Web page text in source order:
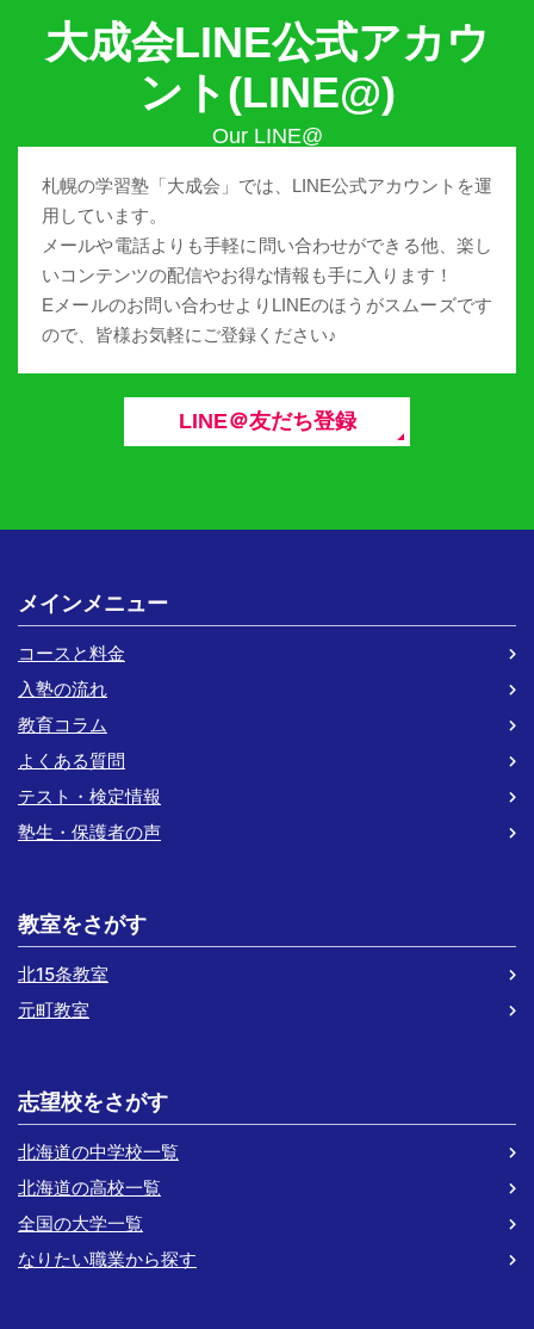
大成会LINE公式アカウ
ント(LINE@)
札幌の学習塾「大成会」では、LINE公式アカウントを運
用しています。
メールや電話よりも手軽に問い合わせができる他、楽し
いコンテンツの配信やお得な情報も手に入ります！
Eメールのお問い合わせよりLINEのほうがスムーズです
ので、皆様お気軽にご登録ください♪
LINE＠友だち登録
メインメニュー
コースと料金
入塾の流れ
教育コラム
よくある質問
テスト・検定情報
塾生・保護者の声
教室をさがす
北15条教室
元町教室
志望校をさがす
北海道の中学校一覧
北海道の高校一覧
全国の大学一覧
なりたい職業から探す